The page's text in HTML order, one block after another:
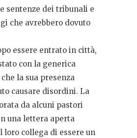
sentenze dei tribunali e
che avrebbero dovuto
essere entrato in città,
con la generica
la sua presenza
causare disordini. La
da alcuni pastori
una lettera aperta
loro collega di essere un